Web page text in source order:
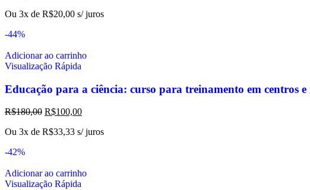
Ou 3x de R$20,00 s/ juros
-44%
Adicionar ao carrinho
Visualização Rápida
Educação para a ciência: curso para treinamento em centros e
R$180,00 R$100,00
Ou 3x de R$33,33 s/ juros
-42%
Adicionar ao carrinho
Visualização Rápida